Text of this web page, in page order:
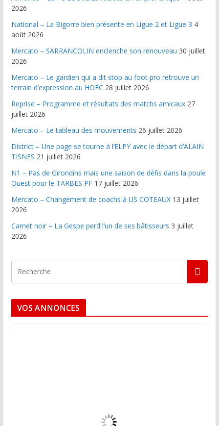
2026
National – La Bigorre bien présente en Ligue 2 et Ligue 3 4
août 2026
Mercato – SARRANCOLIN enclenche son renouveau 30 juillet
2026
Mercato – Le gardien qui a dit stop au foot pro retrouve un
terrain d’expression au HOFC 28 juillet 2026
Reprise – Programme et résultats des matchs amicaux 27
juillet 2026
Mercato – Le tableau des mouvements 26 juillet 2026
District – Une page se tourne à l’ELPY avec le départ d’ALAIN
TISNES 21 juillet 2026
N1 – Pas de Girondins mais une saison de défis dans la poule
Ouest pour le TARBES PF 17 juillet 2026
Mercato – Changement de coachs à US COTEAUX 13 juillet
2026
Carnet noir – La Gespe perd l’un de ses bâtisseurs 3 juillet
2026
VOS ANNONCES